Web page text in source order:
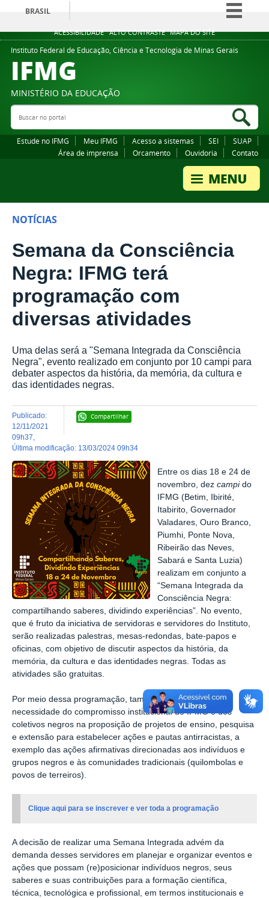
ACESSIBILIDADE ALTO CONTRASTE MAPA DO SITE
BRASIL
Simplifique!
Comunica BR
Legislação
Instituto Federal de Educação, Ciência e Tecnologia de Minas Gerais
IFMG
MINISTÉRIO DA EDUCAÇÃO
Buscar no portal
Estude no IFMG Meu IFMG Acesso a sistemas SEI
SUAP
Área de imprensa
Orcamento Ouvidoria Contato
NOTÍCIAS
Semana da Consciência
Negra: IFMG terá
programação com
diversas atividades
Uma delas será a "Semana Integrada da Consciência
Negra", evento realizado em conjunto por 10 campi para
debater aspectos da história, da memória, da cultura e
das identidades negras.
Compartilhar
publicado:
12/11/2021
09h37
última modificação: 13/03/2024 09h34
Entre os dias 18 e 24 de
novembro, dezcampido
IFMG (Betim, Ibirité,
Itabirito, Governador
Valadares, Ouro Branco,
Piumhi, Ponte Nova,
Ribeirão das Neves,
Sabará e Santa Luzia)
realizam em conjunto a
“Semana Integrada da
Consciência Negra:
compartilhando saberes, dividindo experiências”. No evento,
que é fruto da iniciativa de servidoras e servidores do Instituto,
serão realizadas palestras, mesas-redondas, bate-papos e
oficinas, com objetivo de discutir aspectos da história, da
memória, da cultura e das identidades negras. Todas as
atividades são gratuitas.
Por meio dessa programação, também será ressaltada a
necessidade do compromisso institucional do IFMG e dos
coletivos negros na proposição de projetos de ensino, pesquisa
e extensão para estabelecer ações e pautas antirracistas, a
exemplo das ações afirmativas direcionadas aos indivíduos e
grupos negros e às comunidades tradicionais (quilombolas e
povos de terreiros).
Clique aqui para se inscrever e ver toda a programação
A decisão de realizar uma Semana Integrada advém da
demanda desses servidores em planejar e organizar eventos e
ações que possam (re)posicionar indivíduos negros, seus
saberes e suas contribuições para a formação científica,
técnica, tecnológica e profissional, em termos institucionais e